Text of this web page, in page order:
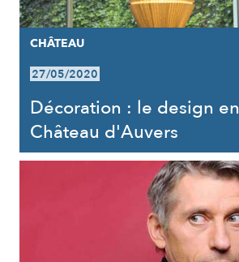
CHÂTEAU
27/05/2020
Décoration : le design
Château d'Auvers